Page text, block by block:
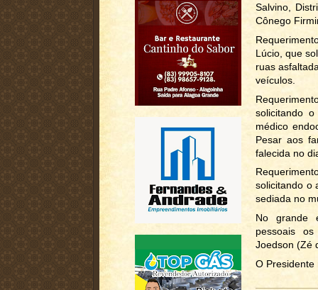
Salvino,
Cônego
Lúcio, que
ruas
veículos.
solicitando
médico
Pesar aos
falecida no
solicitando o
sediada no
No grande
pessoais
Joedson (Zé
O Presidente